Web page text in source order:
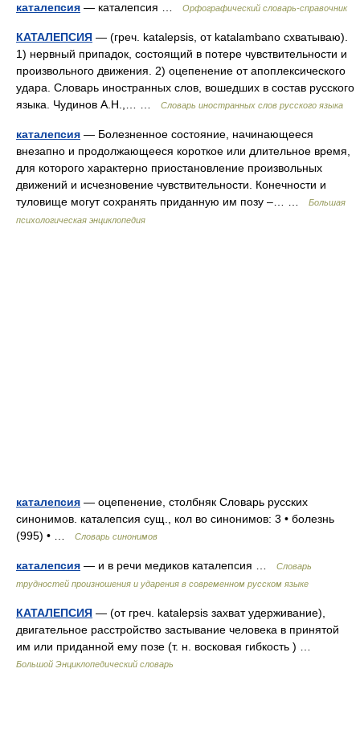
каталепсия — каталепсия … Орфографический словарь-справочник
КАТАЛЕПСИЯ — (греч. katalepsis, от katalambano схватываю).
1) нервный припадок, состоящий в потере чувствительности и
произвольного движения. 2) оцепенение от апоплексического
удара. Словарь иностранных слов, вошедших в состав русского
языка. Чудинов А.Н.,… …
Словарь иностранных слов русского языка
каталепсия — Болезненное состояние, начинающееся
внезапно и продолжающееся короткое или длительное время,
для которого характерно приостановление произвольных
движений и исчезновение чувствительности. Конечности и
туловище могут сохранять приданную им позу –… …
Большая
психологическая энциклопедия
каталепсия — оцепенение, столбняк Словарь русских
синонимов. каталепсия сущ., кол во синонимов: 3 • болезнь
(995) • …
Словарь синонимов
каталепсия — и в речи медиков каталепсия …
Словарь
трудностей произношения и ударения в современном русском языке
КАТАЛЕПСИЯ — (от греч. katalepsis захват удерживание),
двигательное расстройство застывание человека в принятой
им или приданной ему позе (т. н. восковая гибкость ) …
Большой Энциклопедический словарь